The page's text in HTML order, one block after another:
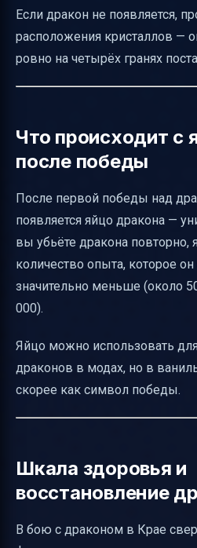
Если дракон не появляется,
расположения кристаллов —
ровно на четырёх гранях
Что происходит с
после победы
После первой победы над
появляется яйцо дракона —
вы убьёте дракона повторно,
количество опыта, которое
значительно меньше (около
000).
Яйцо можно использовать
драконов в модах, но в
скорее как символ победы.
Шкала здоровья и
восстановление
В бою с драконом в Крае